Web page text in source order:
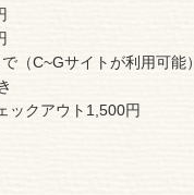
（C~Gサイトが利用可能）
ックアウト1,500円